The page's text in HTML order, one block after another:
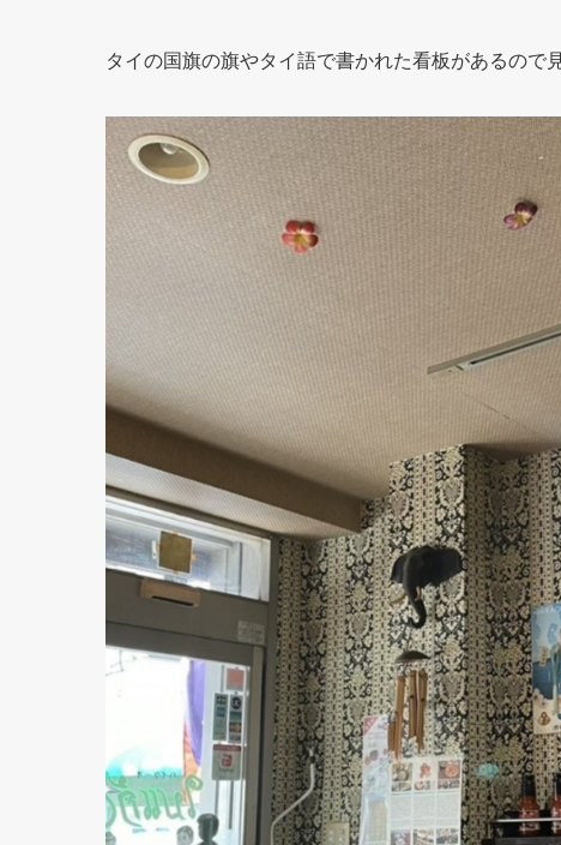
タイの国旗の旗やタイ語で書かれた看板があるので